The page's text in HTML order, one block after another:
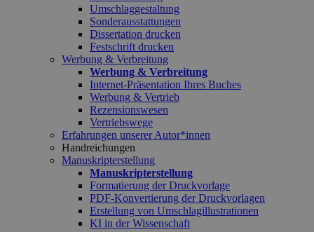
Umschlaggestaltung
Sonderausstattungen
Dissertation drucken
Festschrift drucken
Werbung & Verbreitung
Werbung & Verbreitung
Internet-Präsentation Ihres Buches
Werbung & Vertrieb
Rezensionswesen
Vertriebswege
Erfahrungen unserer Autor*innen
Handreichungen
Manuskripterstellung
Manuskripterstellung
Formatierung der Druckvorlage
PDF-Konvertierung der Druckvorlagen
Erstellung von Umschlagillustrationen
KI in der Wissenschaft